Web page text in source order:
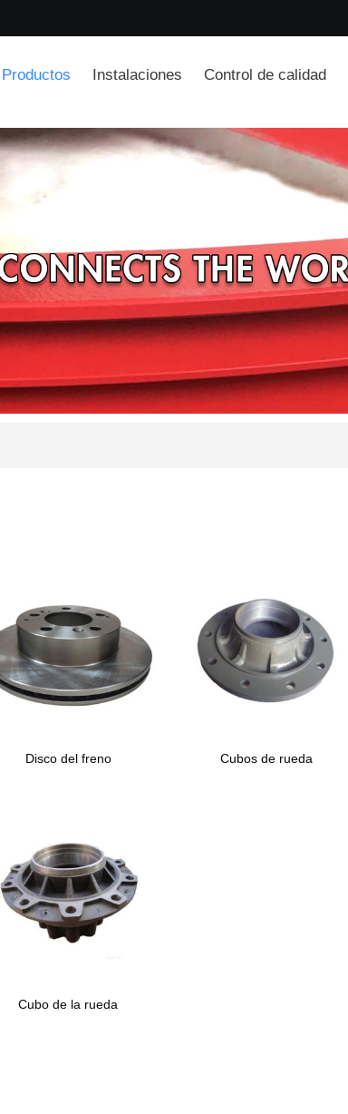
Productos Instalaciones Control de calidad
Disco del freno Cubos de rueda
Cubo de la rueda